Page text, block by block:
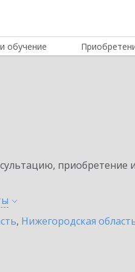
обучение
приобретение
, Нижегородская